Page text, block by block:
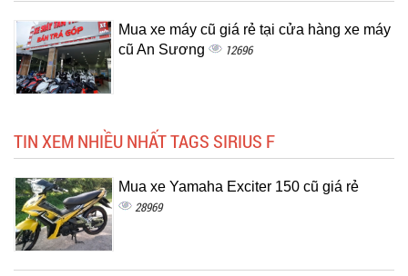
Mua xe máy cũ giá rẻ tại cửa hàng xe máy
cũ An Sương
12696
TIN XEM NHIỀU NHẤT TAGS SIRIUS F
Mua xe Yamaha Exciter 150 cũ giá rẻ
28969